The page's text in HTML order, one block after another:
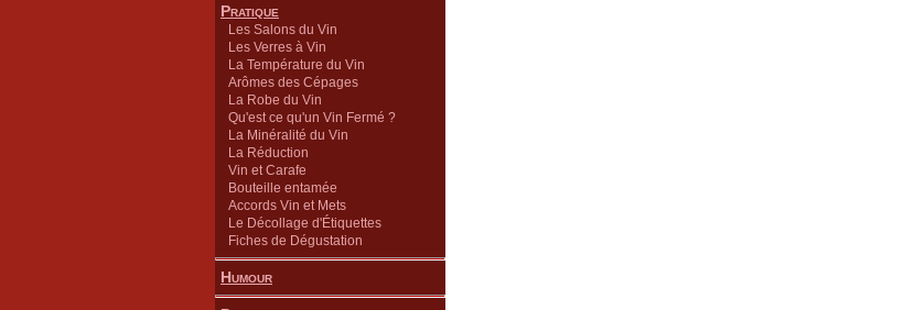
Pratique
Les Salons du Vin
Les Verres à Vin
La Température du Vin
Arômes des Cépages
La Robe du Vin
Qu'est ce qu'un Vin Fermé ?
La Minéralité du Vin
La Réduction
Vin et Carafe
Bouteille entamée
Accords Vin et Mets
Le Décollage d'Étiquettes
Fiches de Dégustation
Humour